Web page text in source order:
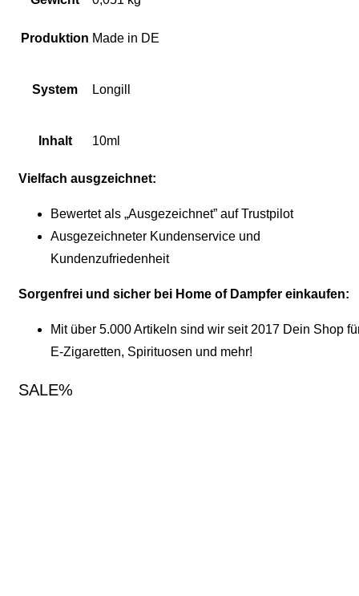
Produktion Made in DE
System Longill
Inhalt 10ml
Vielfach ausgzeichnet:
Bewertet als „Ausgezeichnet” auf Trustpilot
Ausgezeichneter Kundenservice und
Kundenzufriedenheit
Sorgenfrei und sicher bei Home of Dampfer einkaufen:
Mit über 5.000 Artikeln sind wir seit 2017 Dein Shop
E-Zigaretten, Spirituosen und mehr!
SALE%